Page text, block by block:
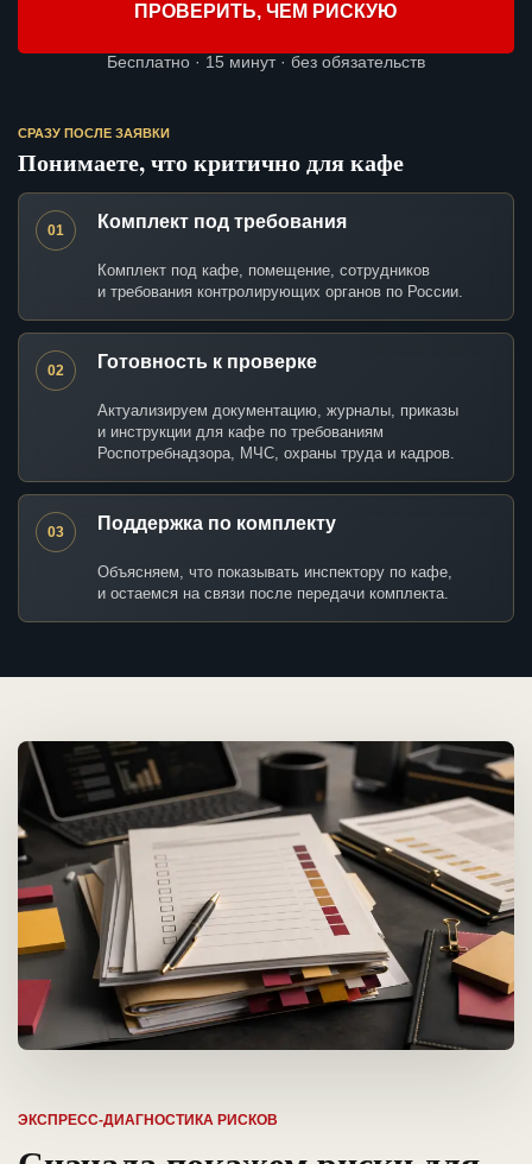
ПРОВЕРИТЬ, ЧЕМ РИСКУЮ
Бесплатно · 15 минут · без обязательств
СРАЗУ ПОСЛЕ ЗАЯВКИ
Понимаете, что критично для кафе
01 Комплект под требования
Комплект под кафе, помещение, сотрудников
и требования контролирующих органов по России.
02 Готовность к проверке
Актуализируем документацию, журналы, приказы
и инструкции для кафе по требованиям
Роспотребнадзора, МЧС, охраны труда и кадров.
03 Поддержка по комплекту
Объясняем, что показывать инспектору по кафе,
и остаемся на связи после передачи комплекта.
ЭКСПРЕСС-ДИАГНОСТИКА РИСКОВ